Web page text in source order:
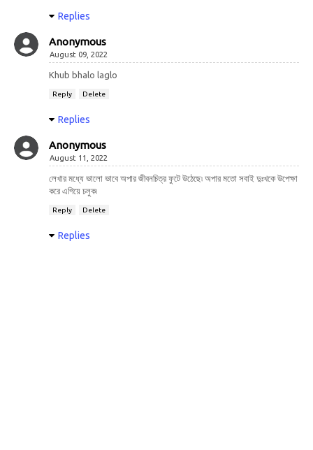
Replies
Anonymous
August 09, 2022
Khub bhalo laglo
Reply Delete
Replies
Anonymous
August 11, 2022
লেখার মধ্যে ভালো ভাবে অপার জীবনচিত্র ফুটে উঠেছে৷ অপার মতো সবাই দুঃখকে উপেক্ষা
করে এগিয়ে চলুক৷
Reply Delete
Replies